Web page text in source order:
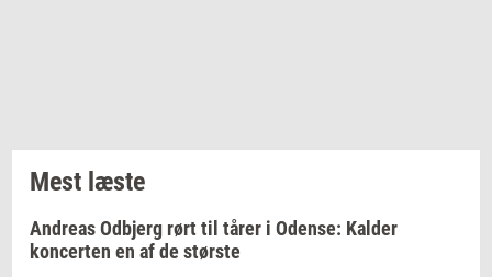
Mest læste
Andreas Odbjerg rørt til tårer i Odense: Kalder
koncerten en af de største